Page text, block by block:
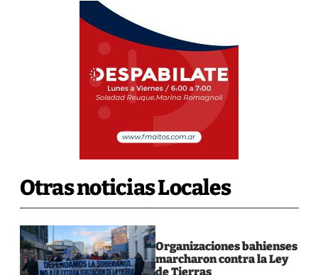
Otras noticias Locales
Organizaciones bahienses
marcharon contra la Ley
de Tierras